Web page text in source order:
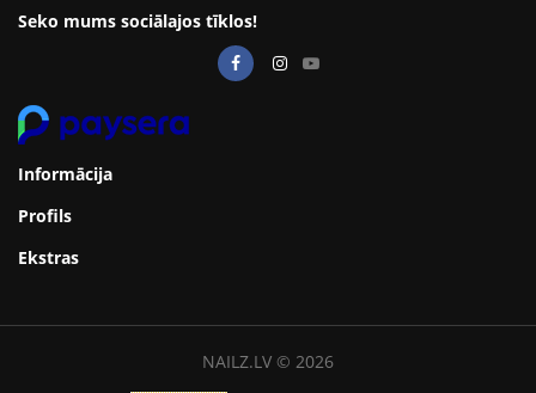
Seko mums sociālajos tīklos!
Informācija
Profils
Ekstras
NAILZ.LV © 2026